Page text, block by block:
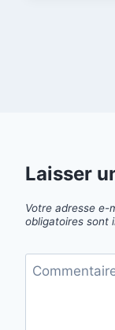
Laisser
Votre adresse e-
obligatoires sont